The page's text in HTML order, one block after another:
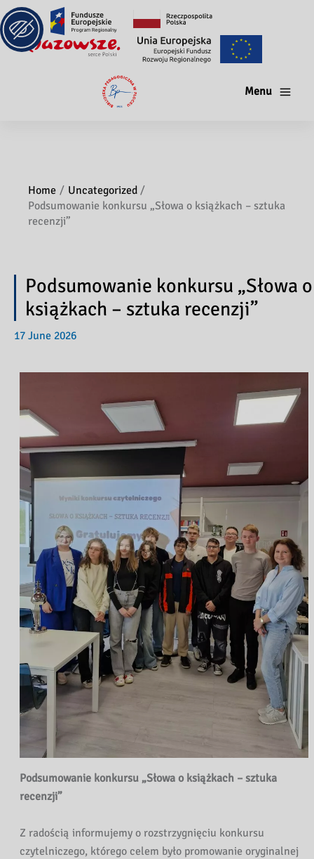
Menu
Home
Uncategorized
Podsumowanie konkursu „Słowa o książkach – sztuka
recenzji”
Podsumowanie konkursu „Słowa o
książkach – sztuka recenzji”
17 June 2026
Podsumowanie konkursu „Słowa o książkach – sztuka
recenzji”
Z radością informujemy o rozstrzygnięciu konkursu
czytelniczego, którego celem było promowanie oryginalnej